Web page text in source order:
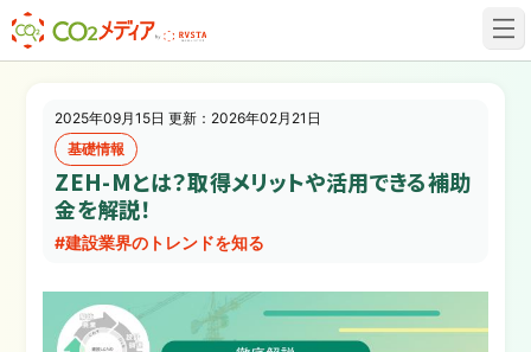
建設業✕脱炭素専門CO2メディア
2025年09月15日 更新：2026年02月21日
基礎情報
ZEH-Mとは？取得メリットや活用できる補助
金を解説！
#建設業界のトレンドを知る